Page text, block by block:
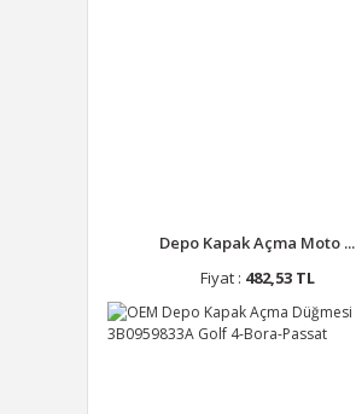
Depo Kapak Açma Moto ...
Fiyat : 482,53 TL